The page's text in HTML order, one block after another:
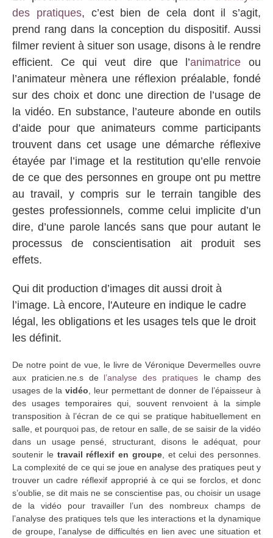
des pratiques, c’est bien de cela dont il s’agit,
prend rang dans la conception du dispositif. Aussi
filmer revient à situer son usage, disons à le rendre
efficient. Ce qui veut dire que l’animatrice ou
l’animateur mènera une réflexion préalable, fondé
sur des choix et donc une direction de l’usage de
la vidéo. En substance, l’auteure abonde en outils
d’aide pour que animateurs comme participants
trouvent dans cet usage une démarche réflexive
étayée par l’image et la restitution qu’elle renvoie
de ce que des personnes en groupe ont pu mettre
au travail, y compris sur le terrain tangible des
gestes professionnels, comme celui implicite d’un
dire, d’une parole lancés sans que pour autant le
processus de conscientisation ait produit ses
effets.
Qui dit production d’images dit aussi droit à
l’image. Là encore, l'Auteure en indique le cadre
légal, les obligations et les usages tels que le droit
les définit.
De notre point de vue, le livre de Véronique Devermelles ouvre
aux praticien.ne.s de l’analyse des pratiquesle champ des
usages de lavidéo , leur permettant de donner de l’épaisseur à
des usages temporaires qui, souvent renvoient à la simple
transposition à l’écran de ce qui se pratique habituellement en
salle, et pourquoi pas, de retour en salle, de se saisir de la vidéo
dans un usage pensé, structurant, disons le adéquat, pour
soutenir le travail réflexif en groupe, et celui des personnes.
La complexité de ce qui se joue en analyse des pratiques peut y
trouver un cadre réflexif approprié à ce qui se forclos, et donc
s’oublie, se dit mais ne se conscientise pas, ou choisir un usage
de la vidéo pour travailler l’un des nombreux champs de
l’analyse des pratiques tels que les interactions et la dynamique
de groupe, l’analyse de difficultés en lien avec une situation et